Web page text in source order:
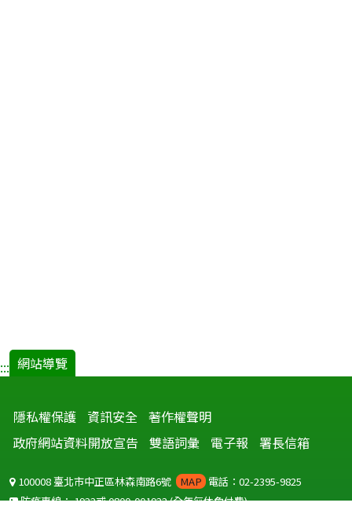
::: 網站導覽
隱私權保護 資訊安全 著作權聲明
政府網站資料開放宣告
雙語詞彙 電子報 署長信箱
100008 臺北市中正區林森南路6號 MAP 電話：02-2395-9825
防疫專線：1922或0800-001922(全年無休免付費)